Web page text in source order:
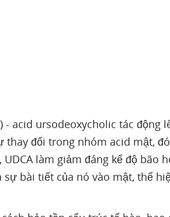
- acid ursodeoxycholic tác động
thay đổi trong nhóm acid mật,
làm giảm đáng kể độ bão
bài tiết của nó vào mật, thể